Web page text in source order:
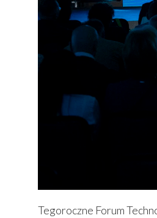
Tegoroczne Forum